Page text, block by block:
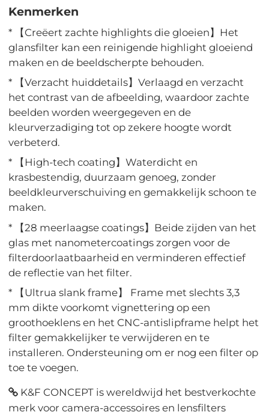
Kenmerken
* 【Creëert zachte highlights die gloeien】Het
glansfilter kan een reinigende highlight gloeiend
maken en de beeldscherpte behouden.
* 【Verzacht huiddetails】Verlaagd en verzacht
het contrast van de afbeelding, waardoor zachte
beelden worden weergegeven en de
kleurverzadiging tot op zekere hoogte wordt
verbeterd.
* 【High-tech coating】Waterdicht en
krasbestendig, duurzaam genoeg, zonder
beeldkleurverschuiving en gemakkelijk schoon te
maken.
* 【28 meerlaagse coatings】Beide zijden van het
glas met nanometercoatings zorgen voor de
filterdoorlaatbaarheid en verminderen effectief
de reflectie van het filter.
* 【Ultrua slank frame】 Frame met slechts 3,3
mm dikte voorkomt vignettering op een
groothoeklens en het CNC-antislipframe helpt het
filter gemakkelijker te verwijderen en te
installeren. Ondersteuning om er nog een filter op
toe te voegen.
K&F CONCEPT is wereldwijd het bestverkochte
merk voor camera-accessoires en lensfilters